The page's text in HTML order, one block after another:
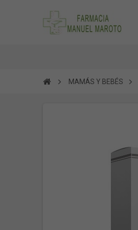
MAMÁS Y BEBÉS